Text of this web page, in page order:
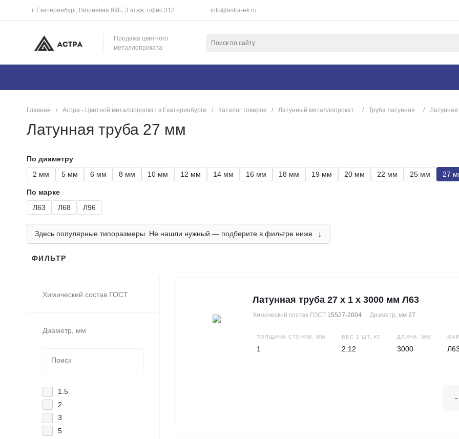
г. Екатеринбург, Вишнёвая 69Б, 3 этаж, офис 312 info@astra-ek.ru
Продажа цветного
металлопроката
Главная / Астра - Цветной металлопрокат в Екатеринбурге / Каталог товаров / Латунный металлопрокат / Труба латунная /
Латунная труба 27 мм
По диаметру
2 мм
5 мм 6 мм 8 мм 10 мм 12 мм 14 мм 16 мм 18 мм 19 мм 20 мм 22 мм 25 мм 27
По марке
Л63
Л68 Л96
Здесь популярные типоразмеры. Не нашли нужный — подберите в фильтре ниже ↓
ФИЛЬТР
Химический состав ГОСТ
Диаметр, мм
1.5
2
3
5
Латунная труба 27 х 1 х 3000 мм Л63
Химический состав ГОСТ 15527-2004 Диаметр, мм 27
ТОЛЩИНА СТЕНКИ, ММ
1
ВЕС 1 ШТ, КГ
2.12
ДЛИНА, ММ
3000
-